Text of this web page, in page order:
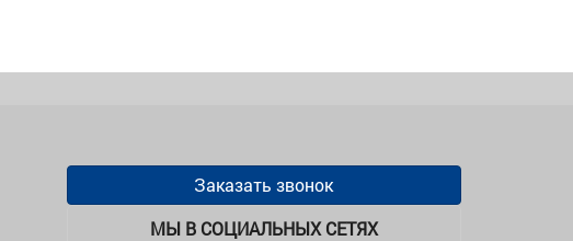
Заказать звонок
МЫ В СОЦИАЛЬНЫХ СЕТЯХ